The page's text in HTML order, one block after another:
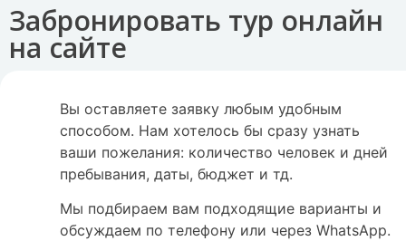
Забронировать тур онлайн
на сайте
Вы оставляете заявку любым удобным
способом. Нам хотелось бы сразу узнать
ваши пожелания: количество человек и дней
пребывания, даты, бюджет и тд.
Мы подбираем вам подходящие варианты и
обсуждаем по телефону или через WhatsApp.